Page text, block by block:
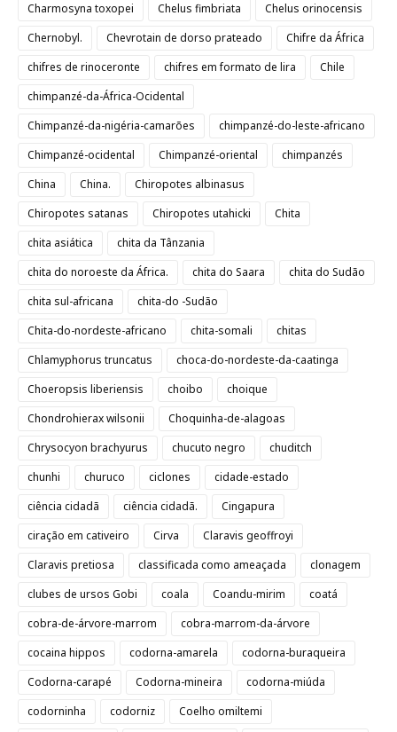
Charmosyna toxopei
Chelus fimbriata
Chelus orinocensis
Chernobyl.
Chevrotain de dorso prateado
Chifre da África
chifres de rinoceronte
chifres em formato de lira
Chile
chimpanzé-da-África-Ocidental
Chimpanzé-da-nigéria-camarões
chimpanzé-do-leste-africano
Chimpanzé-ocidental
Chimpanzé-oriental
chimpanzés
China
China.
Chiropotes albinasus
Chiropotes satanas
Chiropotes utahicki
Chita
chita asiática
chita da Tânzania
chita do noroeste da África.
chita do Saara
chita do Sudão
chita sul-africana
chita-do -Sudão
Chita-do-nordeste-africano
chita-somali
chitas
Chlamyphorus truncatus
choca-do-nordeste-da-caatinga
Choeropsis liberiensis
choibo
choique
Chondrohierax wilsonii
Choquinha-de-alagoas
Chrysocyon brachyurus
chucuto negro
chuditch
chunhi
churuco ciclones
cidade-estado
ciência cidadã
ciência cidadã.
Cingapura
ciração em cativeiro
Cirva
Claravis geoffroyi
Claravis pretiosa
classificada como ameaçada
clonagem
clubes de ursos Gobi
coala Coandu-mirim
coatá
cobra-de-árvore-marrom
cobra-marrom-da-árvore
cocaina hippos
codorna-amarela
codorna-buraqueira
Codorna-carapé
Codorna-mineira
codorna-miúda
codorninha
codorniz
Coelho omiltemi